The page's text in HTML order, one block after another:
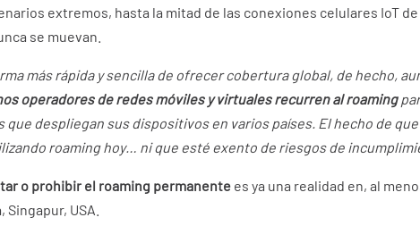
extremos, hasta la mitad de las conexiones celulares IoT
se muevan.
más rápida y sencilla de ofrecer cobertura global, de hecho,
operadores de redes móviles y virtuales recurren al roaming
que despliegan sus dispositivos en varios países. El hecho de
roaming hoy… ni que esté exento de riesgos de
o prohibir el roaming permanente es ya una realidad en, al
USA.